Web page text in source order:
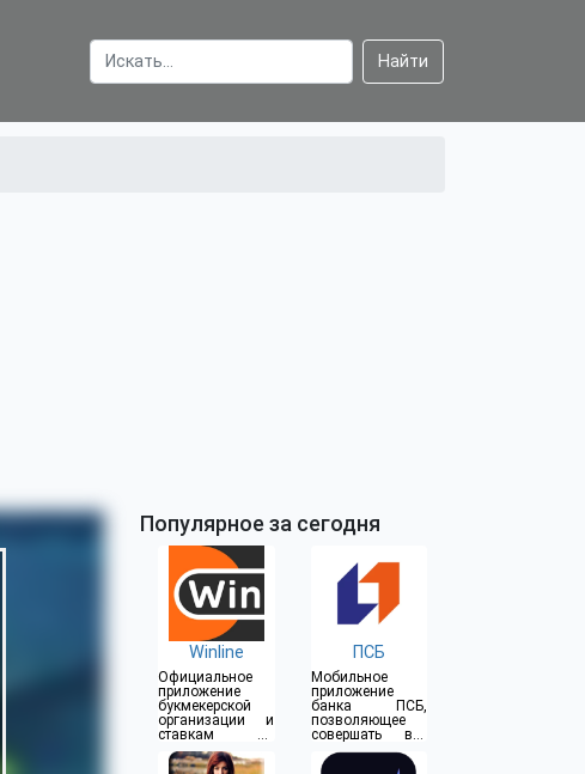
Найти
Популярное за сегодня
Winline
Официальное
приложение
букмекерской
организации и
ставкам на
спорт
ПСБ
Мобильное
приложение
банка ПСБ,
позволяющее
совершать все
операции прямо
из дома